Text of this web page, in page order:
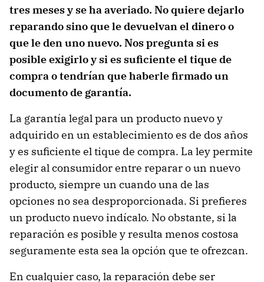
tres meses y se ha averiado. No quiere dejarlo
reparando sino que le devuelvan el dinero o
que le den uno nuevo. Nos pregunta si es
posible exigirlo y si es suficiente el tique de
compra o tendrían que haberle firmado un
documento de garantía.
La garantía legal para un producto nuevo y
adquirido en un establecimiento es de dos años
y es suficiente el tique de compra. La ley permite
elegir al consumidor entre reparar o un nuevo
producto, siempre un cuando una de las
opciones no sea desproporcionada. Si prefieres
un producto nuevo indícalo. No obstante, si la
reparación es posible y resulta menos costosa
seguramente esta sea la opción que te ofrezcan.
En cualquier caso, la reparación debe ser